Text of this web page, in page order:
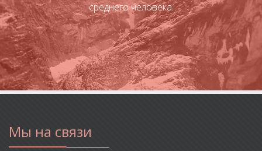
среднего человека.
Мы на связи